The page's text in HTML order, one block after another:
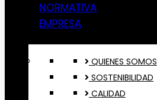
NORMATIVA
EMPRESA
QUIENES SOMOS
SOSTENIBILIDAD
CALIDAD